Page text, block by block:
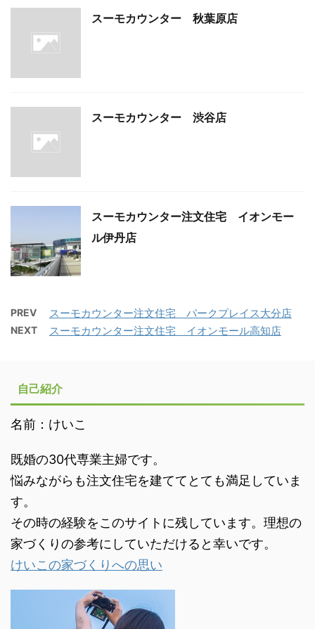
スーモカウンター 秋葉原店
スーモカウンター 渋谷店
スーモカウンター注文住宅 イオンモー
ル伊丹店
PREV スーモカウンター注文住宅 パークプレイス大分店
NEXT スーモカウンター注文住宅 イオンモール高知店
自己紹介
名前：けいこ
既婚の30代専業主婦です。
悩みながらも注文住宅を建ててとても満足していま
す。
その時の経験をこのサイトに残しています。理想の
家づくりの参考にしていただけると幸いです。
けいこの家づくりへの思い